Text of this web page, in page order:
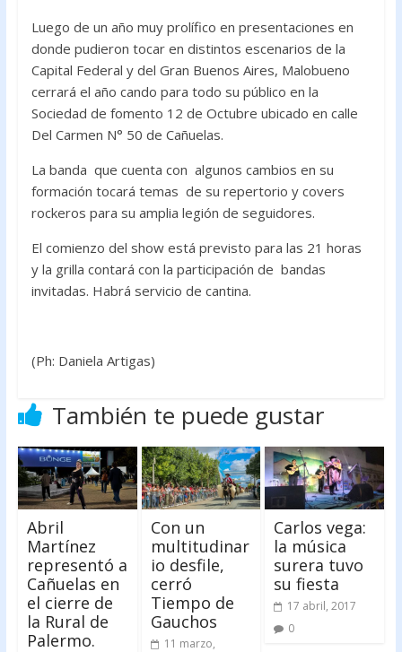
o
k
p
p
Luego de un año muy prolífico en presentaciones en
donde pudieron tocar en distintos escenarios de la
Capital Federal y del Gran Buenos Aires, Malobueno
cerrará el año cando para todo su público en la
Sociedad de fomento 12 de Octubre ubicado en calle
Del Carmen N° 50 de Cañuelas.
La banda que cuenta con algunos cambios en su
formación tocará temas de su repertorio y covers
rockeros para su amplia legión de seguidores.
El comienzo del show está previsto para las 21 horas
y la grilla contará con la participación de bandas
invitadas. Habrá servicio de cantina.
(Ph: Daniela Artigas)
También te puede gustar
Abril
Martínez
representó a
Cañuelas en
el cierre de
la Rural de
Palermo.
Con un
multitudinar
io desfile,
cerró
Tiempo de
Gauchos
11 marzo,
Carlos vega:
la música
surera tuvo
su fiesta
17 abril, 2017
0